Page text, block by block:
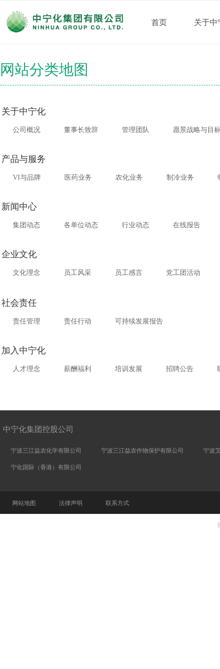
首页 关于中
关于中宁化
公司概况 董事长致辞 管理团队 愿景战略与目
产品与服务
VI与品牌 医药业务 农化业务 制冷业务
新闻中心
集团动态 各单位动态 行业动态 在线报告
企业文化
文化理念 员工风采 员工感言 党工团活动
社会责任
责任管理 责任行动 可持续发展报告
加入中宁化
人才理念 薪酬福利 培训发展 招聘公告
网站分类地图
中宁化集团控股公司
宁波三江益农化学有限公司 宁波三江益农作物保护有限公司 宁波
宁化国际（香港）有限公司
网站地图 法律声明 联系方式